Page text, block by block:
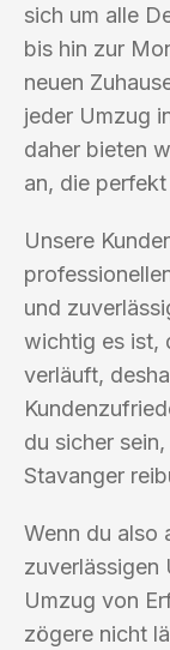
sich um alle
bis hin zur
neuen
jeder Umzug
daher bieten
an, die
Unsere
und
wichtig es ist,
verläuft,
du sicher
Stavanger
Wenn du also
zuverlässigen
Umzug von
zögere nicht